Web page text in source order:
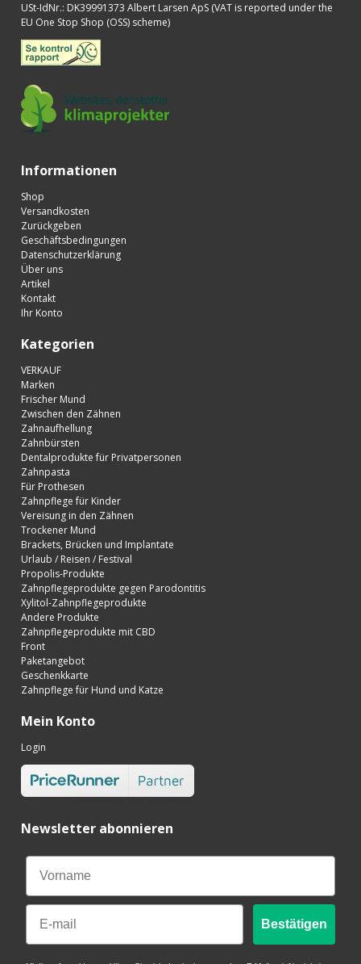
USt-IdNr.: DK39991373 Albert Larsen ApS (VAT is reported under the
EU One Stop Shop (OSS) scheme)
Informationen
Shop
Versandkosten
Zurückgeben
Geschäftsbedingungen
Datenschutzerklärung
Über uns
Artikel
Kontakt
Ihr Konto
Kategorien
VERKAUF
Marken
Frischer Mund
Zwischen den Zähnen
Zahnaufhellung
Zahnbürsten
Dentalprodukte für Privatpersonen
Zahnpasta
Für Prothesen
Zahnpflege für Kinder
Vereisung in den Zähnen
Trockener Mund
Brackets, Brücken und Implantate
Urlaub / Reisen / Festival
Propolis-Produkte
Zahnpflegeprodukte gegen Parodontitis
Xylitol-Zahnpflegeprodukte
Andere Produkte
Zahnpflegeprodukte mit CBD
Front
Paketangebot
Geschenkkarte
Zahnpflege für Hund und Katze
Mein Konto
Login
Newsletter abonnieren
Email
Bestätigen